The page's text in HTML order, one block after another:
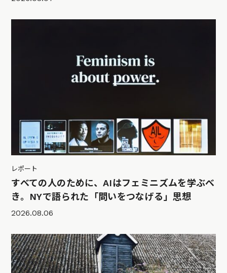
レポート
すべての人のために、AIはフェミニズムを学ぶべ
き。NYで語られた「問いをつなげる」思想
2026.08.06